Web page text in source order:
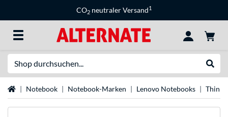
CO2 neutraler Versand1
StartseiteNotebook Notebook-Marken Lenovo Notebooks